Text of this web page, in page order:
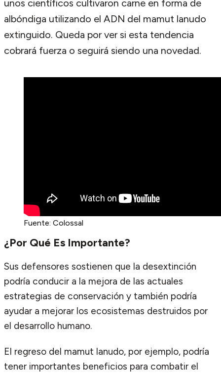
unos científicos cultivaron carne en forma de
albóndiga utilizando el ADN del mamut lanudo
extinguido. Queda por ver si esta tendencia
cobrará fuerza o seguirá siendo una novedad.
Fuente: Colossal
¿Por Qué Es Importante?
Sus defensores sostienen que la desextinción
podría conducir a la mejora de las actuales
estrategias de conservación y también podría
ayudar a mejorar los ecosistemas destruidos por
el desarrollo humano.
El regreso del mamut lanudo, por ejemplo, podría
tener importantes beneficios para combatir el